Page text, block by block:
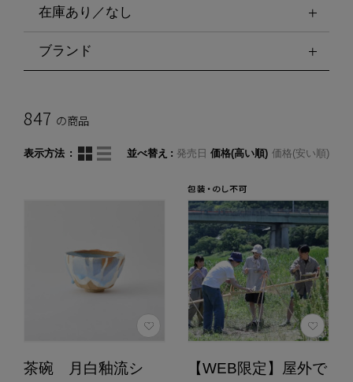
在庫あり／なし
ブランド
847 の商品
表示方法 並べ替え 発売日 価格(高い順) 価格(安い順)
茶碗 月白釉流シ
【WEB限定】屋外で